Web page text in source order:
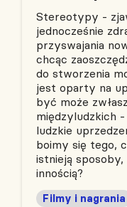
Stereotypy -
jednocześnie
przyswajania
chcąc
do stworzenia
jest oparty na
być może
międzyludzkich
ludzkie
boimy się tego,
istnieją
innością?
Filmy i nagrania